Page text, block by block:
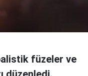
füzeler ve